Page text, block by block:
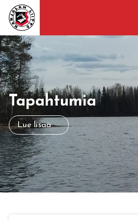
Tapahtumia
Lue lisää